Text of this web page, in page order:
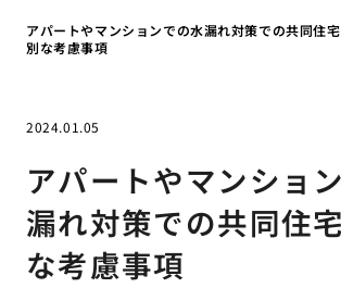
アパートやマンションでの水漏れ対策での共同住
別な考慮事項
2024.01.05
アパートやマンショ
漏れ対策での共同住
な考慮事項